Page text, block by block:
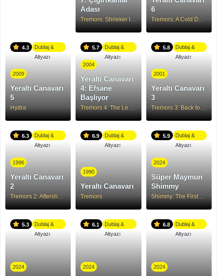
Adası
Tremors: Shrieker Island
6
Tremors: A Cold Day in Hell
4.3
Dublaj &
Altyazı
2009
Yeraltı Canavarı
5
Hydra
5.7
Dublaj &
Altyazı
2004
Yeraltı Canavarı
4: Efsane
Başlıyor
Tremors 4: The Legend Begins
5.8
Dublaj &
Altyazı
2001
Yeraltı Canavarı
3
Tremors 3: Back to Perfection
6.3
Dublaj &
Altyazı
1996
Yeraltı Canavarı
2
6.9
Dublaj &
Altyazı
1990
Yeraltı Canavarı
Tremors
5.9
Dublaj &
Altyazı
2024
Süper Maymun
Shimmy
5.3
Dublaj &
Altyazı
2024
6.1
Dublaj &
Altyazı
2024
6.8
Dublaj &
Altyazı
2024